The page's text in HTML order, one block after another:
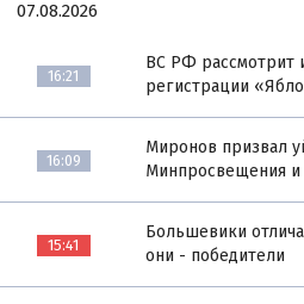
07.08.2026
16:21
ВС РФ рассмотрит
регистрации
16:09
Миронов призвал
Минпросвещения и
15:41
Большевики
они - победители